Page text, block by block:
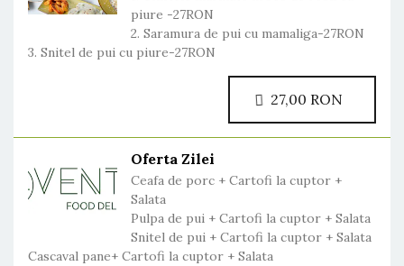
piure -27RON
2. Saramura de pui cu mamaliga-27RON
3. Snitel de pui cu piure-27RON
Oferta Zilei
Ceafa de porc + Cartofi la cuptor +
Salata
Pulpa de pui + Cartofi la cuptor + Salata
Snitel de pui + Cartofi la cuptor + Salata
Cascaval pane+ Cartofi la cuptor + Salata